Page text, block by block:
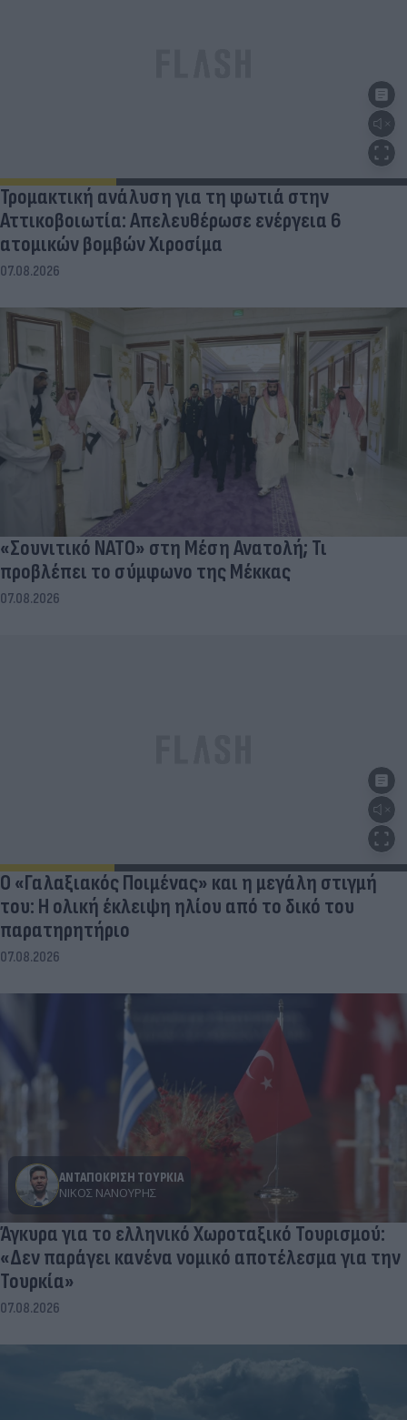
Τρομακτική ανάλυση για τη φωτιά στην
Αττικοβοιωτία: Απελευθέρωσε ενέργεια 6
ατομικών βομβών Χιροσίμα
07.08.2026
«Σουνιτικό ΝΑΤΟ» στη Μέση Ανατολή; Τι
προβλέπει το σύμφωνο της Μέκκας
07.08.2026
Ο «Γαλαξιακός Ποιμένας» και η μεγάλη στιγμή
του: Η ολική έκλειψη ηλίου από το δικό του
παρατηρητήριο
07.08.2026
ΑΝΤΑΠΟΚΡΙΣΗ ΤΟΥΡΚΙΑ
ΝΊΚΟΣ ΝΑΝΟΎΡΗΣ
Άγκυρα για το ελληνικό Χωροταξικό Τουρισμού:
«Δεν παράγει κανένα νομικό αποτέλεσμα για την
Τουρκία»
07.08.2026